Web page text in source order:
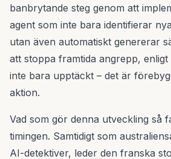
banbrytande steg genom att
agent som inte bara identifierar
utan även automatiskt genererar
att stoppa framtida angrepp,
inte bara upptäckt – det är
aktion.
Vad som gör denna utveckling så
timingen. Samtidigt som
AI-detektiver, leder den franska